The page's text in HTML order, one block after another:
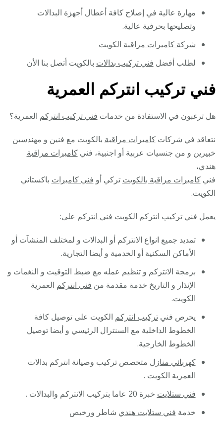
مهارة عالية في إصلاح كافة أعطال أجهزة البدالات
وتصليحها بحرفية عالية.
شركة كاميرات مراقبة الكويت
لطلب أفضل فني تركيب بدالات بالكويت أتصل بنا الأن
فني تركيب انتركم العمرية
هل ترغبون في الاستفادة من خدمات فني تركيب انتركم العمرية؟
نتعاقد في شركاتكاميرات مراقبة بالكويت مع فنين و مهندسين
خبيرين و من جنسيات عربية أو اجنبية، فنيكاميرات مراقبة
هندي،
فنيكاميرات مراقبة بالكويت تركي أو فني كاميرات باكستاني
الكويت.
يعمل فني تركيب انتركم الكويت فني انتركم على:
تمديد جميع انواع الانتركم أو البدالات و لمختلف المنشآت أو
الأماكن السكنية أو الخدمية و أيضا التجارية.
برمجة الانتركم و تنظيم عمله مع ضبط التوقيت و النغمات و
الإنذار و التاريخ خدمة مقدمة من فني انتركم العمرية
الكويت.
يحرص فنيتركيب انتركم الكويت على توصيل كافة
الخطوط الداخلية مع السنترال الرئيسي و أيضا توصيل
الخطوط الخارجية.
كهربائي منازل متخصص تركيب وصيانة انتركم بدالات
العمرية الكويت .
فني ستلايت خبرة 20 عاما بتركيب الانتركم والبدالات .
خدمة فني ستلايت هندي شاطر ورخيص